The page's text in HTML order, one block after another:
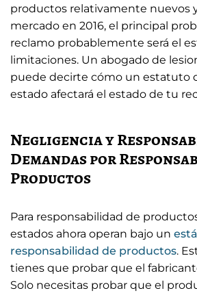
productos relativamente nuevos
mercado en 2016, el principal
reclamo probablemente será el
limitaciones. Un abogado de
puede decirte cómo un estatuto
estado afectará el estado de tu
Negligencia y
Demandas por
Productos
Para responsabilidad de
estados ahora operan bajo un
responsabilidad de productos.
tienes que probar que el
Solo necesitas probar que el